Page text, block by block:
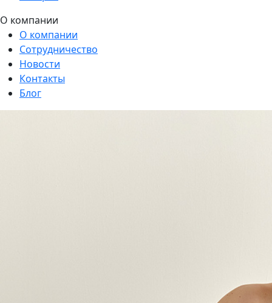
О компании
О компании
Сотрудничество
Новости
Контакты
Блог